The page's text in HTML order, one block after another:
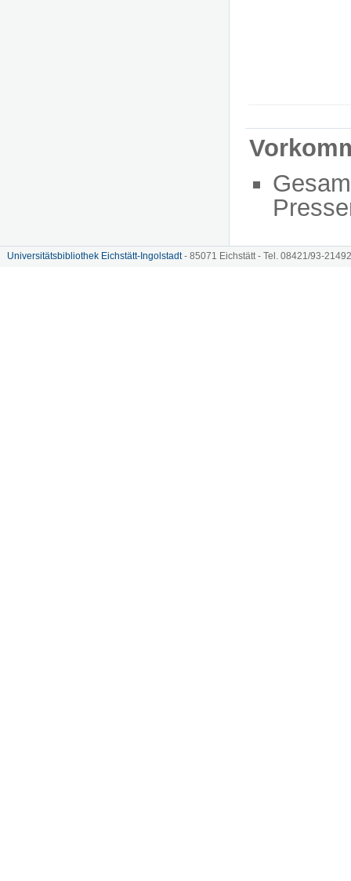
Universitätsbibliothek Eichstätt-Ingolstadt- 85071 Eichstätt - Tel. 08421/93-